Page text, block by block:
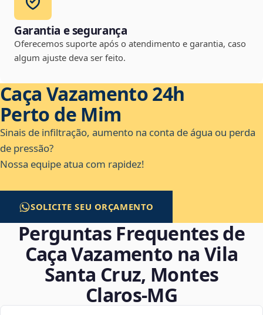
Garantia e segurança
Oferecemos suporte após o atendimento e garantia, caso
algum ajuste deva ser feito.
Caça Vazamento 24h
Perto de Mim
Sinais de infiltração, aumento na conta de água ou perda
de pressão?
Nossa equipe atua com rapidez!
SOLICITE SEU ORÇAMENTO
Perguntas Frequentes de
Caça Vazamento na Vila
Santa Cruz, Montes
Claros‑MG